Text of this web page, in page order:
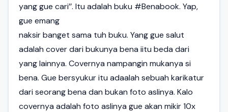
yang gue cari’’. Itu adalah buku #Benabook. Yap,
gue emang
naksir banget sama tuh buku. Yang gue salut
adalah cover dari bukunya bena iitu beda dari
yang lainnya. Covernya nampangin mukanya si
bena. Gue bersyukur itu adaalah sebuah karikatur
dari seorang bena dan bukan foto aslinya. Kalo
covernya adalah foto aslinya gue akan mikir 10x